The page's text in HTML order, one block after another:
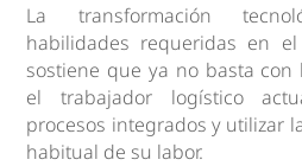
La transformación
habilidades requeridas en el
sostiene que ya no basta con
el trabajador logístico
procesos integrados y utilizar
habitual de su labor.